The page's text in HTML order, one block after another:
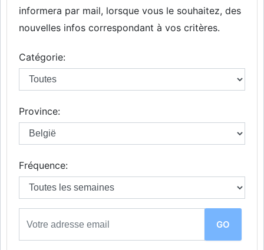
informera par mail, lorsque vous le souhaitez, des
nouvelles infos correspondant à vos critères.
Catégorie:
Province:
Fréquence: